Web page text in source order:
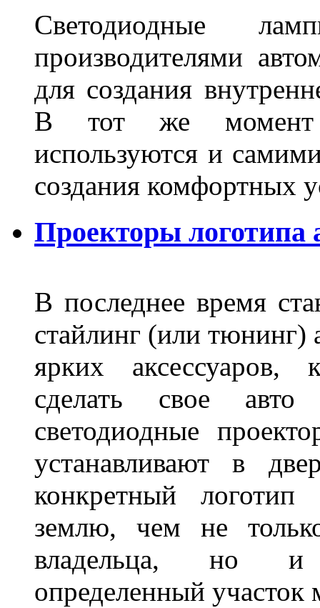
Светодиодные
производителями
для создания
В тот же момент
используются и
создания комфортных
Проекторы логотипа
В последнее время
стайлинг (или тюнинг)
ярких аксессуаров,
сделать свое
светодиодные
устанавливают в
конкретный логотип
землю, чем не
владельца, но и
определенный участок